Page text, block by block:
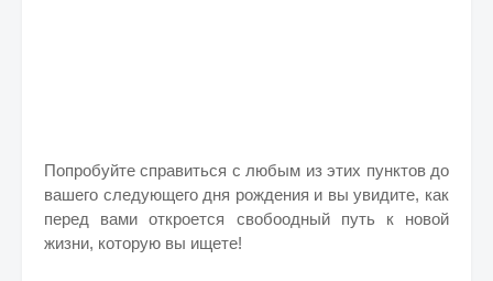
Попробуйте справиться с любым из этих пунктов до
вашего следующего дня рождения и вы увидите, как
перед вами откроется свобоодный путь к новой
жизни, которую вы ищете!